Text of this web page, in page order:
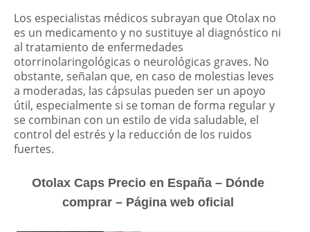
Los especialistas médicos subrayan que Otolax no
es un medicamento y no sustituye al diagnóstico ni
al tratamiento de enfermedades
otorrinolaringológicas o neurológicas graves. No
obstante, señalan que, en caso de molestias leves
a moderadas, las cápsulas pueden ser un apoyo
útil, especialmente si se toman de forma regular y
se combinan con un estilo de vida saludable, el
control del estrés y la reducción de los ruidos
fuertes.
Otolax Caps Precio en España – Dónde
comprar – Página web oficial